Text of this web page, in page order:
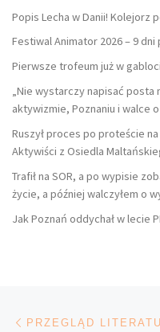
Popis Lecha w Danii! Kolejorz
Festiwal Animator 2026 – 9
Pierwsze trofeum już w
„Nie wystarczy napisać posta
aktywizmie, Poznaniu i walce o
Ruszył proces po proteście
Aktywiści z Osiedla
Trafił na SOR, a po wypisie
życie, a później walczyłem o
Jak Poznań oddychał w lecie
Nawigacja
PRZEGLĄD